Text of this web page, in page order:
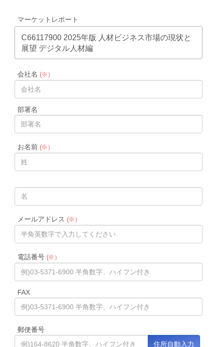
マーケットレポート
C66117900 2025年版 人材ビジネス市場の現状と
展望 デジタル人材編
会社名 (※）
部署名
お名前(※）
メールアドレス (※）
電話番号(※）
FAX
郵便番号